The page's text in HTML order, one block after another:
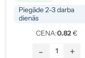
Piegāde 2-3 darba
dienās
CENA:0.82€
- +